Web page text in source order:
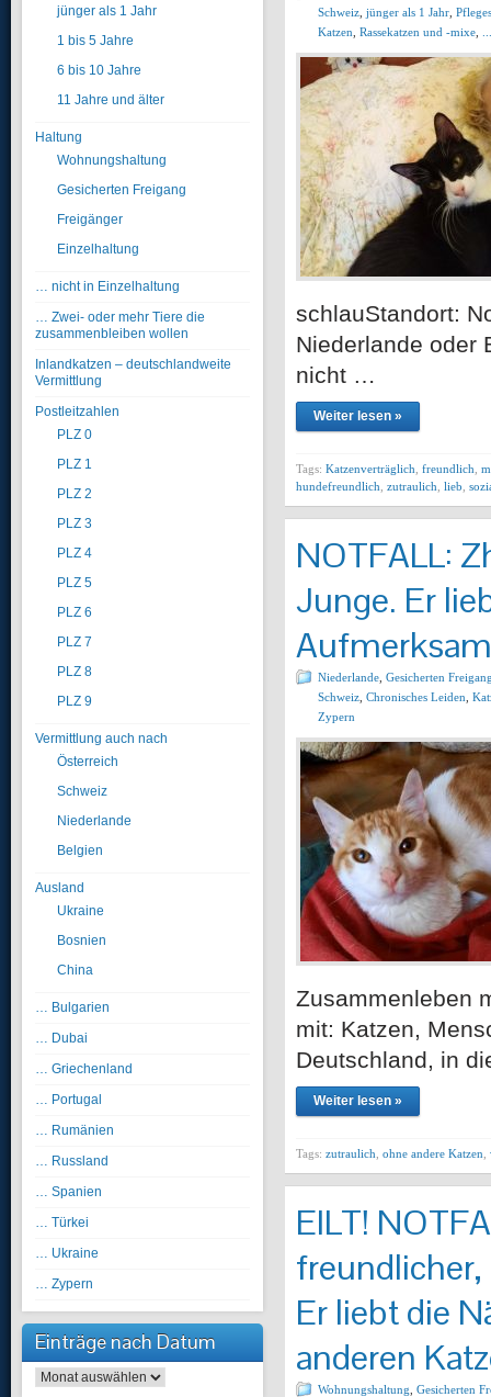
jünger als 1 Jahr
1 bis 5 Jahre
6 bis 10 Jahre
11 Jahre und älter
Haltung
Wohnungshaltung
Gesicherten Freigang
Freigänger
Einzelhaltung
… nicht in Einzelhaltung
… Zwei- oder mehr Tiere die
zusammenbleiben wollen
Inlandkatzen – deutschlandweite
Vermittlung
Postleitzahlen
PLZ 0
PLZ 1
PLZ 2
PLZ 3
PLZ 4
PLZ 5
PLZ 6
PLZ 7
PLZ 8
PLZ 9
Vermittlung auch nach
Österreich
Schweiz
Niederlande
Belgien
Ausland
Ukraine
Bosnien
China
… Bulgarien
… Dubai
… Griechenland
… Portugal
… Rumänien
… Russland
… Spanien
… Türkei
… Ukraine
… Zypern
Einträge nach Datum
Einträge nach Datum
Schweiz jünger als 1 Jahr
Katzen Rassekatzen und -mixe
schlauStandort:
Niederlande oder
nicht …
Weiter lesen »
Tags: Katzenverträglich freundlich
hundefreundlich zutraulich lieb
NOTFALL:
Junge. Er
Niederlande Gesicherten
Schweiz Chronisches Leiden
Zypern
Zusammenleben
mit: Katzen,
Deutschland, in
Weiter lesen »
Tags: zutraulich ohne andere Katzen
EILT!
Er liebt die
anderen
Wohnungshaltung Gesicherten